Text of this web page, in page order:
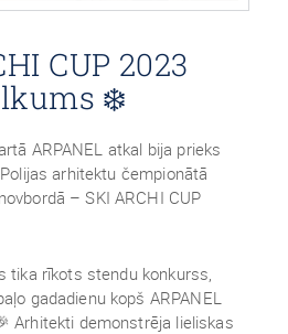
CUP 2023
❄️
ARPANEL atkal bija prieks
arhitektu čempionātā
– SKI ARCHI CUP
tika rīkots stendu konkurss,
gadadienu kopš ARPANEL
Arhitekti demonstrēja lieliskas